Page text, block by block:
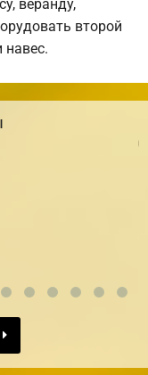
веранду,
второй
навес.